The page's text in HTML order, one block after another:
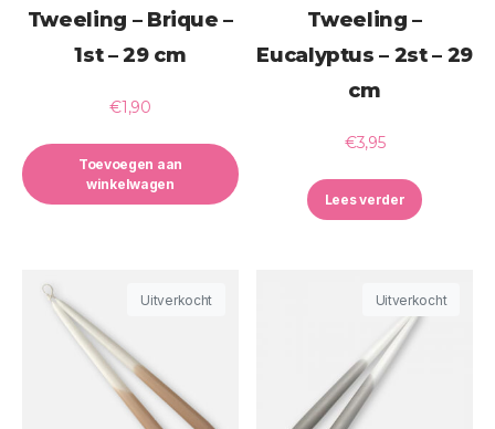
Tweeling – Brique –
1st – 29 cm
€1,90
Toevoegen aan
winkelwagen
Tweeling –
Eucalyptus – 2st – 29
cm
€3,95
Lees verder
Uitverkocht Uitverkocht